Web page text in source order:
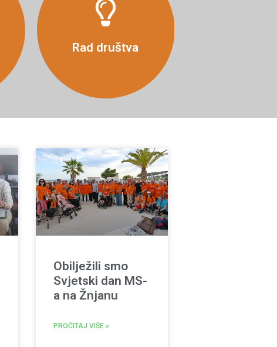
Rad društva
Više
Obilježili smo
Svjetski dan MS-
a na Žnjanu
PROČITAJ VIŠE »